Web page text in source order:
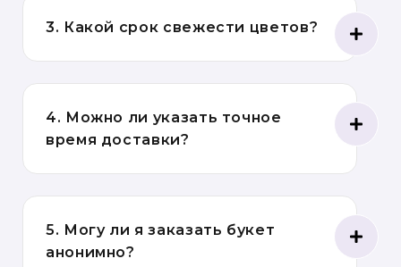
3. Какой срок свежести цветов?
4. Можно ли указать точное
время доставки?
5. Могу ли я заказать букет
анонимно?